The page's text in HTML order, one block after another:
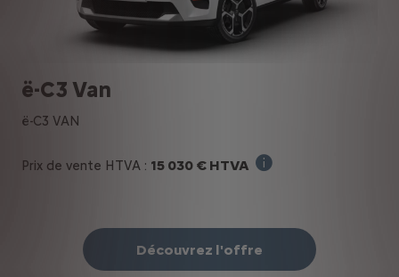
ë-C3 Van
ë-C3 VAN
Prix de vente HTVA : 15 030 € HTVA
Découvrez l'offre